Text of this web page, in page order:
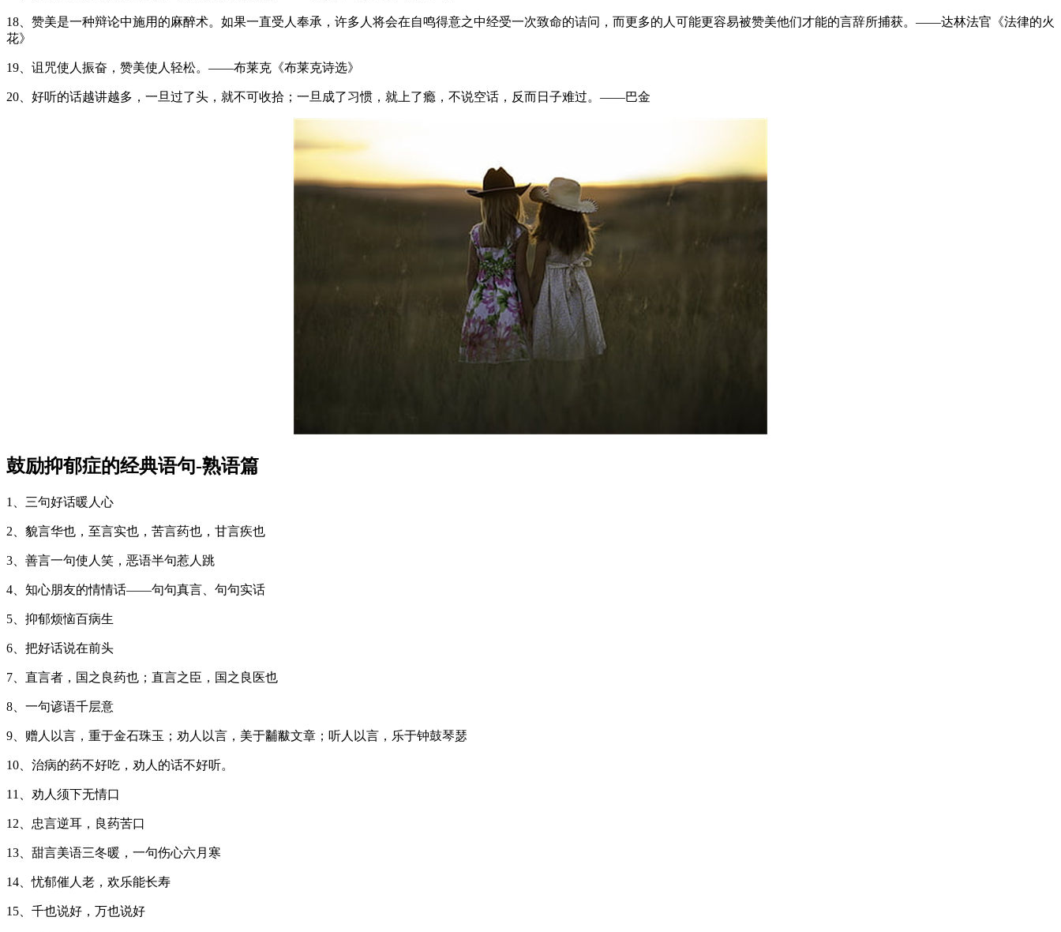
18、赞美是一种辩论中施用的麻醉术。如果一直受人奉承，许多人将会在自鸣得意之中经受一次致命的诘问，而更多的人可能更容易被赞美他们才能的言辞所捕获。——达林法官《法律的火
花》
19、诅咒使人振奋，赞美使人轻松。——布莱克《布莱克诗选》
20、好听的话越讲越多，一旦过了头，就不可收拾；一旦成了习惯，就上了瘾，不说空话，反而日子难过。——巴金
鼓励抑郁症的经典语句-熟语篇
1、三句好话暖人心
2、貌言华也，至言实也，苦言药也，甘言疾也
3、善言一句使人笑，恶语半句惹人跳
4、知心朋友的情情话——句句真言、句句实话
5、抑郁烦恼百病生
6、把好话说在前头
7、直言者，国之良药也；直言之臣，国之良医也
8、一句谚语千层意
9、赠人以言，重于金石珠玉；劝人以言，美于黼黻文章；听人以言，乐于钟鼓琴瑟
10、治病的药不好吃，劝人的话不好听。
11、劝人须下无情口
12、忠言逆耳，良药苦口
13、甜言美语三冬暖，一句伤心六月寒
14、忧郁催人老，欢乐能长寿
15、千也说好，万也说好